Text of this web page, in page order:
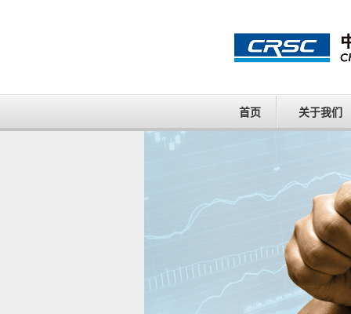
首页 关于我们